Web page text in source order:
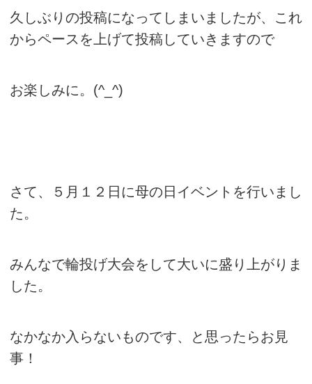
久しぶりの投稿になってしまいましたが、これ
からペースを上げて投稿していきますので
お楽しみに。(^_^)
さて、５月１２日に母の日イベントを行いまし
た。
みんなで輪投げ大会をして大いに盛り上がりま
した。
なかなか入らないものです、と思ったらお見
事！